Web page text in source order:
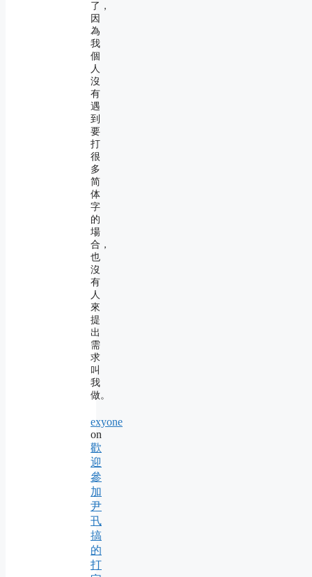
了，
因
為
我
個
人
沒
有
遇
到
要
打
很
多
简
体
字
的
場
合，
也
沒
有
人
來
提
出
需
求
叫
我
做。
exyone
on
歡
迎
參
加
尹
卂
搞
的
打